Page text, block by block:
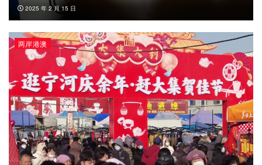
2025 年 2 月 15 日
两岸港澳